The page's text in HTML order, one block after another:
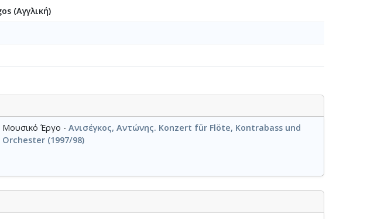
(Αγγλική)
Μουσικό Έργο - Ανισέγκος, Αντώνης. Konzert für Flöte, Kontrabass und
Orchester (1997/98)